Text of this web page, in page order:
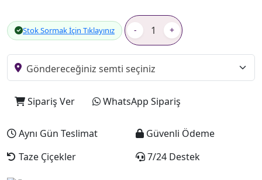
Stok Sormak İçin Tıklayınız - +
Sipariş Ver WhatsApp Sipariş
Aynı Gün Teslimat
Güvenli Ödeme
Taze Çiçekler
7/24 Destek